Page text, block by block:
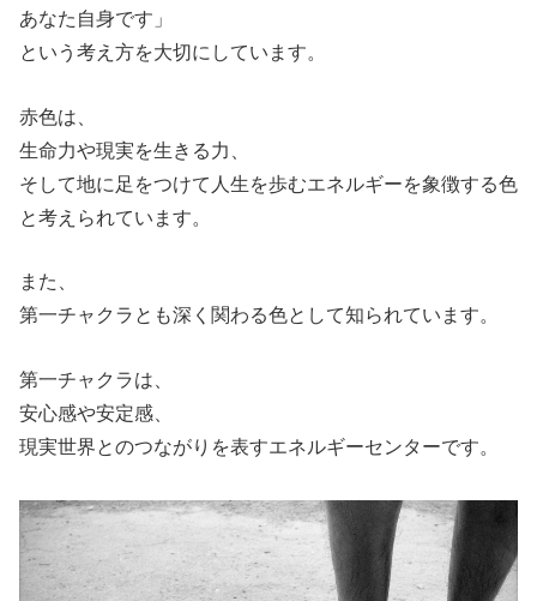
あなた自身です」
という考え方を大切にしています。
赤色は、
生命力や現実を生きる力、
そして地に足をつけて人生を歩むエネルギーを象徴する色
と考えられています。
また、
第一チャクラとも深く関わる色として知られています。
第一チャクラは、
安心感や安定感、
現実世界とのつながりを表すエネルギーセンターです。